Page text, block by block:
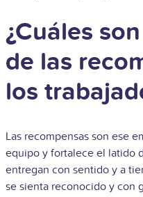
¿Cuáles
de las
los
Las recompensas son ese
equipo y fortalece el latido
entregan con sentido y a
se sienta reconocido y con